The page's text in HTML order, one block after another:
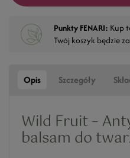
Punkty FENARI: Kup
Twój koszyk będzie
Opis Szczegóły
Wild Fruit –
balsam do